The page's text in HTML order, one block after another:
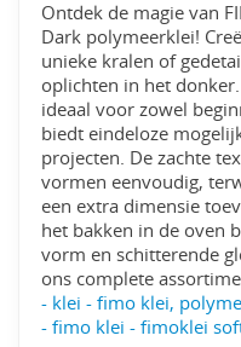
Ontdek de magie van
Dark polymeerklei!
unieke kralen of
oplichten in het
ideaal voor zowel
biedt eindeloze
projecten. De zachte
vormen eenvoudig,
een extra dimensie
het bakken in de oven
vorm en schitterende
ons complete
- klei - fimo klei,
- fimo klei - fimoklei